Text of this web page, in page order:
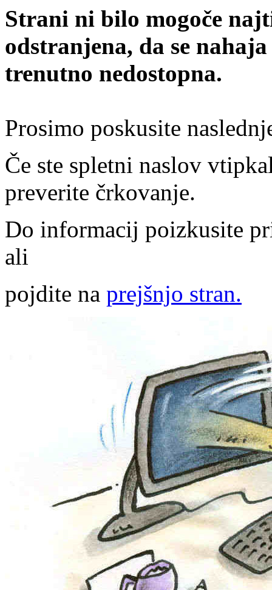
Strani ni bilo mogoče
odstranjena, da se
trenutno nedostopna.
Prosimo poskusite
Če ste spletni naslov
preverite črkovanje.
Do informacij poizkusite
ali
pojdite na prejšnjo stran.